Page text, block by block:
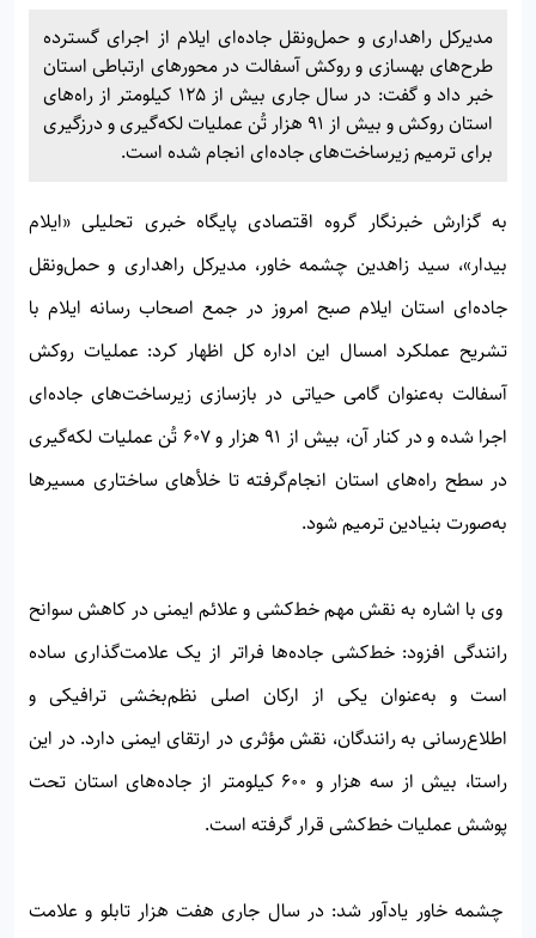
مدیرکل راهداری و حمل‌ونقل جاده‌ای ایلام از اجرای گسترده
طرح‌های بهسازی و روکش آسفالت در محورهای ارتباطی استان
خبر داد و گفت: در سال جاری بیش از ۱۲۵ کیلومتر از راه‌های
استان روکش و بیش از ۹۱ هزار تُن عملیات لکه‌گیری و درزگیری
برای ترمیم زیرساخت‌های جاده‌ای انجام شده است.
به گزارش خبرنگار گروه اقتصادی پایگاه خبری تحلیلی «ایلام
بیدار»، سید زاهدین چشمه خاور، مدیرکل راهداری و حمل‌ونقل
جاده‌ای استان ایلام صبح امروز در جمع اصحاب رسانه ایلام با
تشریح عملکرد امسال این اداره کل اظهار کرد: عملیات روکش
آسفالت به‌عنوان گامی حیاتی در بازسازی زیرساخت‌های جاده‌ای
اجرا شده و در کنار آن، بیش از ۹۱ هزار و ۶۰۷ تُن عملیات لکه‌گیری
در سطح راه‌های استان انجام‌گرفته تا خلأهای ساختاری مسیرها
به‌صورت بنیادین ترمیم شود.
وی با اشاره به نقش مهم خط‌کشی و علائم ایمنی در کاهش سوانح
رانندگی افزود: خط‌کشی جاده‌ها فراتر از یک علامت‌گذاری ساده
است و به‌عنوان یکی از ارکان اصلی نظم‌بخشی ترافیکی و
اطلاع‌رسانی به رانندگان، نقش مؤثری در ارتقای ایمنی دارد. در این
راستا، بیش از سه هزار و ۶۰۰ کیلومتر از جاده‌های استان تحت
پوشش عملیات خط‌کشی قرار گرفته است.
چشمه خاور یادآور شد: در سال جاری هفت هزار تابلو و علامت